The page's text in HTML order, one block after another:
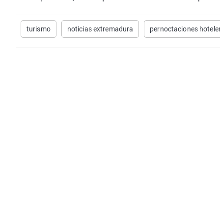
turismo noticias extremadura pernoctaciones